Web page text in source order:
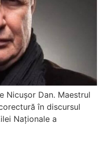
Nicușor Dan. Maestrul
în discursul
Naționale a